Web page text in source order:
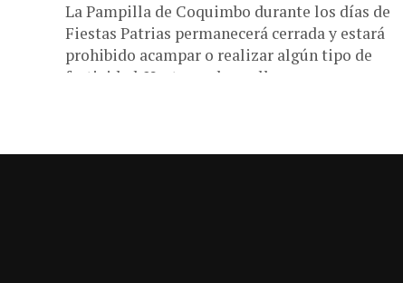
La Pampilla de Coquimbo durante los días de
Fiestas Patrias permanecerá cerrada y estará
prohibido acampar o realizar algún tipo de
festividad. Hasta ese lugar llegaron...